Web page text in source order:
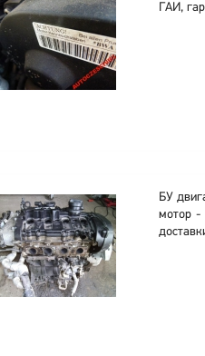
ГАИ,
БУ
мотор -